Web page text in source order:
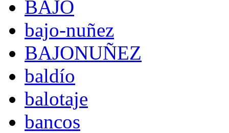
BAJO
bajo-nuñez
BAJONUÑEZ
baldío
balotaje
bancos